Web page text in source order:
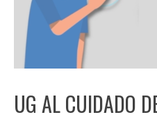
UG AL CUIDADO